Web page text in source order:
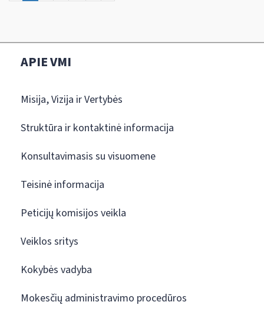
APIE VMI
Misija, Vizija ir Vertybės
Struktūra ir kontaktinė informacija
Konsultavimasis su visuomene
Teisinė informacija
Peticijų komisijos veikla
Veiklos sritys
Kokybės vadyba
Mokesčių administravimo procedūros